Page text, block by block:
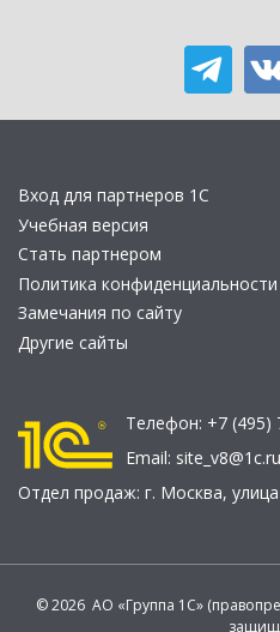
Вход для партнеров 1С
Учебная версия
Стать партнером
Политика конфиденциальности
Замечания по сайту
Другие сайты
Телефон: +7 (495)
Email: site_v8@1c.ru
Отдел продаж: г. Москва,
© 2026 АО «Группа 1С»